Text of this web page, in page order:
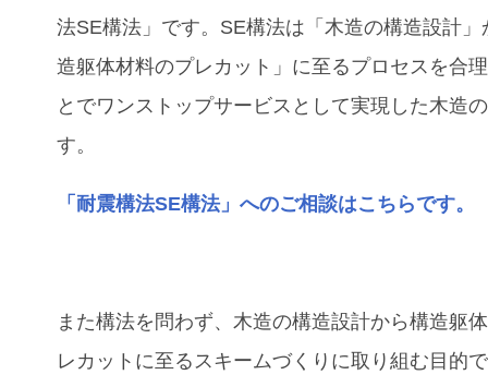
法SE構法」です。SE構法は「木造の構造設計」
造躯体材料のプレカット」に至るプロセスを合
とでワンストップサービスとして実現した木造
す。
「耐震構法SE構法」へのご相談はこちらです。
また構法を問わず、木造の構造設計から構造躯
レカットに至るスキームづくりに取り組む目的